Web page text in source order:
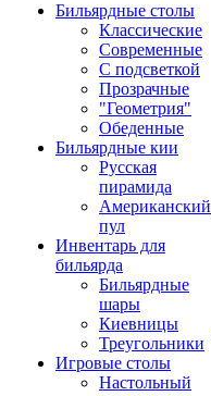
Бильярдные столы
Классические
Современные
С подсветкой
Прозрачные
"Геометрия"
Обеденные
Бильярдные кии
Русская
пирамида
Американский
пул
Инвентарь для
бильярда
Бильярдные
шары
Киевницы
Треугольники
Игровые столы
Настольный